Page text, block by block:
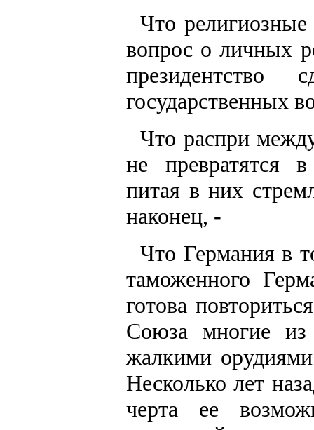
Что
вопрос о личных
государственных
Что распри
не превратятся
питая в них
наконец, -
Что Германия в
таможенного
готова
Союза многие из
жалкими
Несколько лет
черта ее